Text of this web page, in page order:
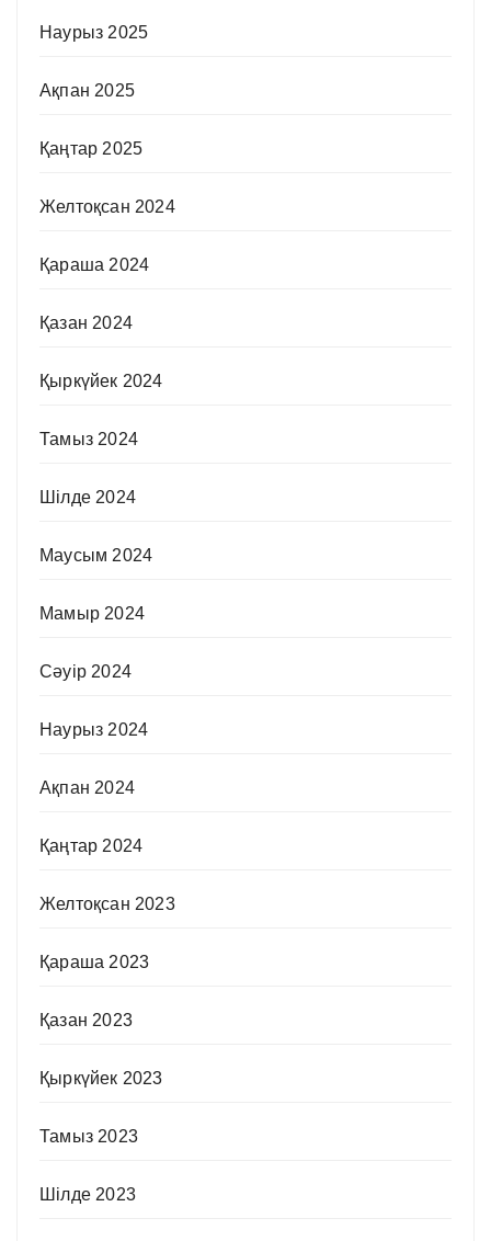
Наурыз 2025
Ақпан 2025
Қаңтар 2025
Желтоқсан 2024
Қараша 2024
Қазан 2024
Қыркүйек 2024
Тамыз 2024
Шілде 2024
Маусым 2024
Мамыр 2024
Сәуір 2024
Наурыз 2024
Ақпан 2024
Қаңтар 2024
Желтоқсан 2023
Қараша 2023
Қазан 2023
Қыркүйек 2023
Тамыз 2023
Шілде 2023